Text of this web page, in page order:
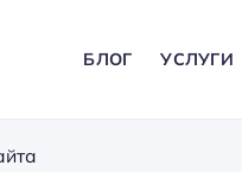
БЛОГ УСЛУГИ